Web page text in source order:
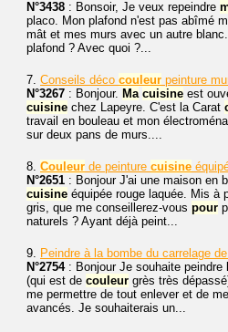
N°3438 : Bonsoir, Je veux repeindre
placo. Mon plafond n'est pas abîmé
mât et mes murs avec un autre
plafond ? Avec quoi ?...
7. Conseils déco couleur peinture
N°3267 : Bonjour. Ma cuisine est
cuisine chez Lapeyre. C'est la Carat
travail en bouleau et mon
sur deux pans de murs....
8. Couleur de peinture cuisine
N°2651 : Bonjour J'ai une maison en
cuisine équipée rouge laquée. Mis à
gris, que me conseillerez-vous pour
naturels ? Ayant déjà peint...
9. Peindre à la bombe du carrelage de
N°2754: Bonjour Je souhaite peindre
(qui est de couleur grès très
me permettre de tout enlever et de
avancés. Je souhaiterais un...